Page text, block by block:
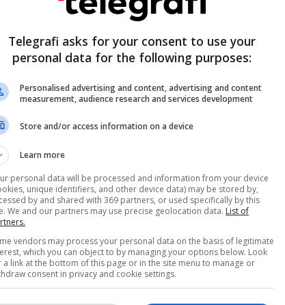
Telegrafi asks for your consent to use your
personal data for the following purposes:
Personalised advertising and content, advertising and content
measurement, audience research and services development
Store and/or access information on a device
Learn more
personal data will be processed and information from your device
unique identifiers, and other device data) may be stored by,
by and shared with 369 partners, or used specifically by this
We and our partners may use precise geolocation data. List of
vendors may process your personal data on the basis of legitimate
which you can object to by managing your options below. Look
a link at the bottom of this page or in the site menu to manage or
consent in privacy and cookie settings.